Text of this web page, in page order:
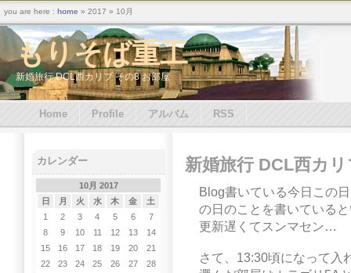
もりそば重工
新婚旅行 DCL西カリブ その8 お部屋
新婚旅行 DCL西カ
Blog書いている今日この
の日のことを書いている
更新遅くてスンマセン…
さて、13:30頃になって入
カレンダー
10月 2017
日
月 火 水 木 金 土
1 2 3 4 5 6
7
8
9 10 11 12 13
14
15
16 17 18 19 20
21
22
23 24 25 26 27
28
Home Profile アルバム RSS
you are here : home » 2017 » 10月